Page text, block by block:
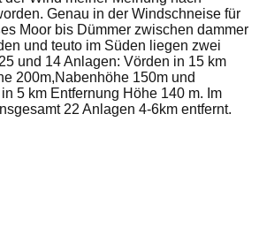
Genau in der Windschneise für
Moor bis Dümmer zwischen dammer
und teuto im Süden liegen zwei
und 14 Anlagen: Vörden in 15 km
200m,Nabenhöhe 150m und
5 km Entfernung Höhe 140 m. Im
22 Anlagen 4-6km entfernt.